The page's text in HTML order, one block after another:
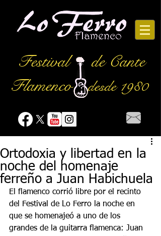
Festival
de Cante
Flamencodesde 1980
Ortodoxia y libertad en la
noche del homenaje
ferreño a Juan Habichuela
El flamenco corrió libre por el recinto
del Festival de Lo Ferro la noche en
que se homenajeó a uno de los
grandes de la guitarra flamenca: Juan